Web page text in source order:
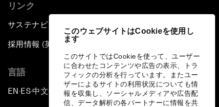
このウェブサイトはCookieを使用し
ます
このサイトではCookieを使って、ユーザー
に合わせたコンテンツや広告の表示、トラ
フィックの分析を行っています。またユー
ザーによるサイトの利用状況についても情
報を収集し、ソーシャルメディアや広告配
信、データ解析の各パートナーに情報を共
リンク
サステナビリティへの取り組み
採用情報 (英語のみ)
言語
EN ▪ES▪中文▪ 日本語